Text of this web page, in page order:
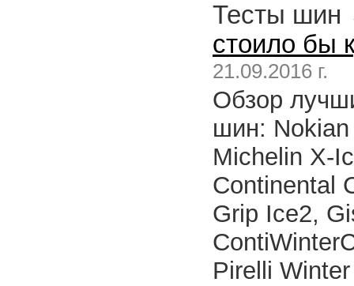
Тесты
стоило бы
21.09.2016 г.
Обзор
шин:
Michelin X-
Continental
Grip Ice2,
Pirelli